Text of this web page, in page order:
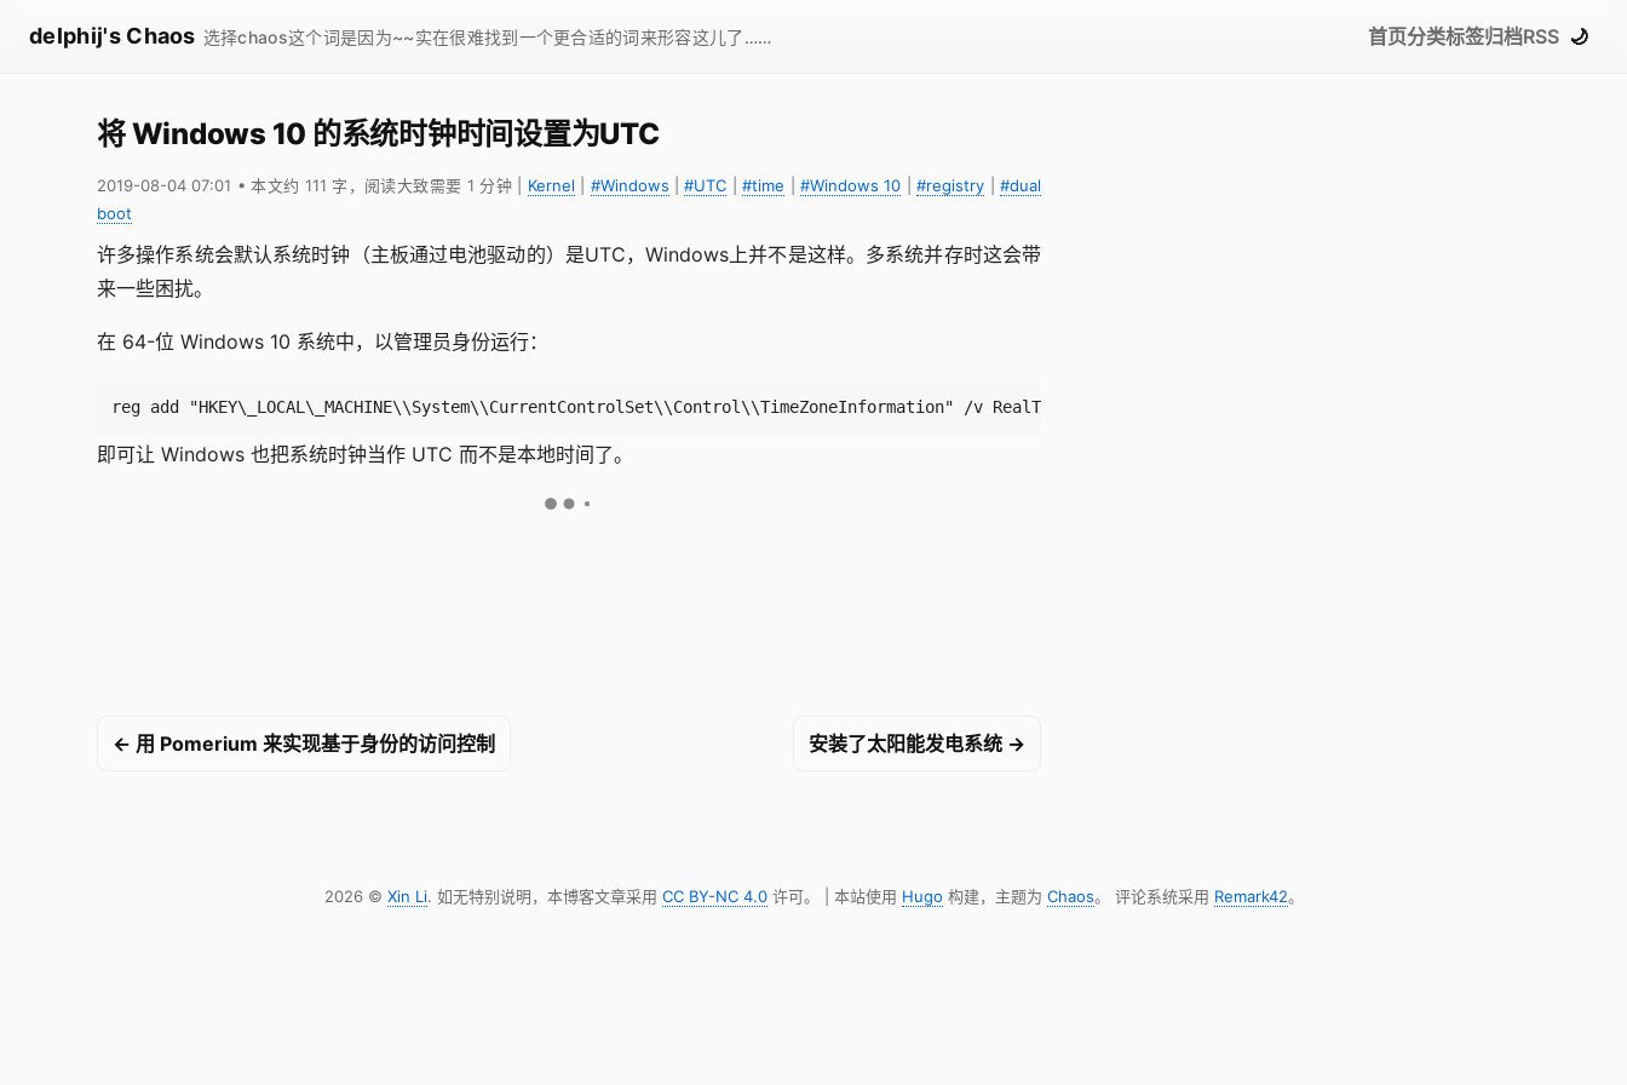
delphij's Chaos 选择chaos这个词是因为~~实在很难找到一个更合适的词来形容这儿了…… 首页分类标签归档RSS 🌙
将 Windows 10 的系统时钟时间设置为UTC
2019-08-04 07:01 • 本文约 111 字，阅读大致需要 1 分钟 Kernel #Windows |#UTC |#time |#Windows 10 |#registry |#dual
boot
许多操作系统会默认系统时钟（主板通过电池驱动的）是UTC，Windows上并不是这样。多系统并存时这会带
来一些困扰。
在 64-位 Windows 10 系统中，以管理员身份运行：
reg add "HKEY\_LOCAL\_MACHINE\\System\\CurrentControlSet\\Control\\TimeZoneInformation" /v RealTimeIsUniversal /d 1 /t REG\_QWORD /f
即可让 Windows 也把系统时钟当作 UTC 而不是本地时间了。
← 用 Pomerium 来实现基于身份的访问控制 安装了太阳能发电系统 →
2026 © Xin Li. 如无特别说明，本博客文章采用 CC BY-NC 4.0许可。 | 本站使用 Hugo 构建，主题为 Chaos。 评论系统采用 Remark42。